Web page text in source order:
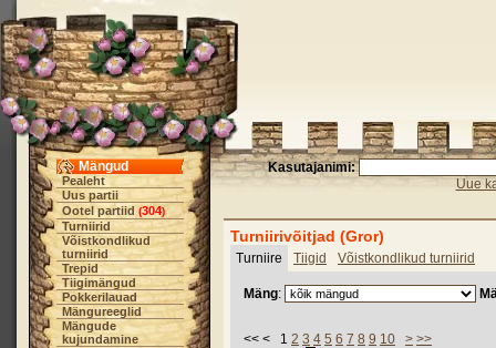
Mängud
Pealeht
Uus partii
Ootel partiid (304)
Turniirid
Võistkondlikud
turniirid
Trepid
Tiigimängud
Pokkerilauad
Mängureeglid
Mängude
kujundamine
Kasutajanimi:
Uue
Turniirivõitjad (Gror)
Turniire Tiigid Võistkondlikud turniirid
Mäng:
<< < 1 2 3 4 5 6 7 8 9 10 > >>